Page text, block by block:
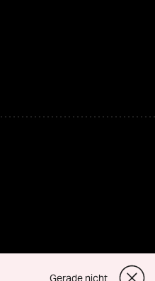
Gerade nicht